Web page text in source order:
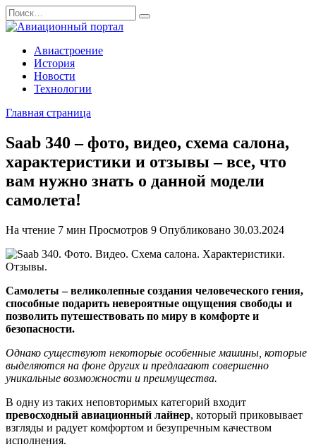
Перейти
к
содержанию
Search
for:
Авиастроение
История
Новости
Технологии
Главная страница
Saab 340 – фото, видео, схема салона,
характеристики и отзывы – все, что
вам нужно знать о данной модели
самолета!
На чтение 7 мин Просмотров 9 Опубликовано 30.03.2024
Самолеты – великолепные создания человеческого гения,
способные подарить невероятные ощущения свободы и
позволить путешествовать по миру в комфорте и
безопасности.
Однако существуют некоторые особенные машины, которые
выделяются на фоне других и предлагают совершенно
уникальные возможности и преимущества.
В одну из таких неповторимых категорий входит
превосходный авиационный лайнер, который приковывает
взгляды и радует комфортом и безупречным качеством
исполнения.